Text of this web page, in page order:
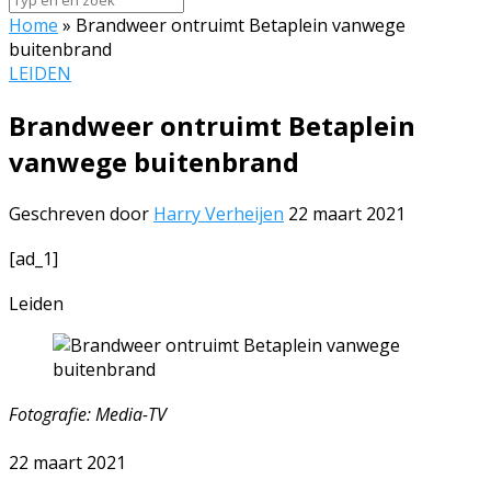
Home » Brandweer ontruimt Betaplein vanwege
buitenbrand
LEIDEN
Brandweer ontruimt Betaplein
vanwege buitenbrand
Geschreven door Harry Verheijen 22 maart 2021
[ad_1]
Leiden
Fotografie: Media-TV
22 maart 2021